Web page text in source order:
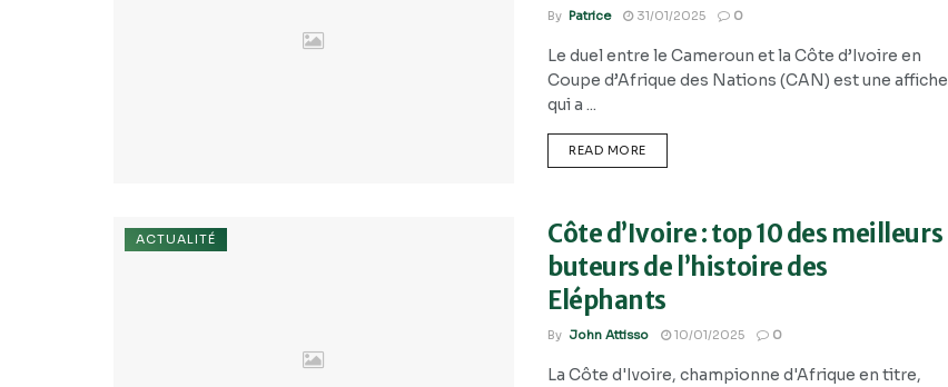
By Patrice 31/01/2025 0
Le duel entre le Cameroun et la Côte d’Ivoire en
Coupe d’Afrique des Nations (CAN) est une affiche
qui a ...
READ MORE
ACTUALITÉ
Côte d’Ivoire : top 10 des meilleurs
buteurs de l’histoire des
Eléphants
By John Attisso 10/01/2025 0
La Côte d'Ivoire, championne d'Afrique en titre,